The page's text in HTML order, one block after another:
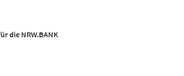
die NRW.BANK